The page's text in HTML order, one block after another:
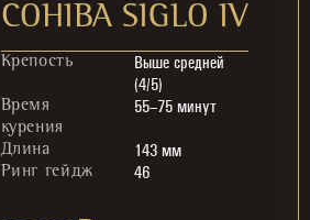
COHIBA SIGLO IV
Крепость
Выше средней
(4/5)
Время
курения
55–75 минут
Длина 143 мм
Ринг гейдж 46